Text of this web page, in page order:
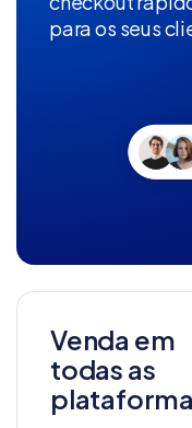
para os seus
Venda em
todas as